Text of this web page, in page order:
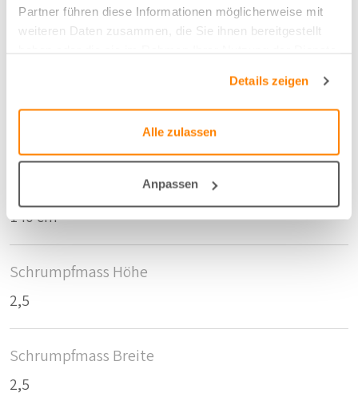
Partner führen diese Informationen möglicherweise mit
weiteren Daten zusammen, die Sie ihnen bereitgestellt
Details zeigen
Alle zulassen
Anpassen
Zusammensetzung
Farbe
140 cm
Schrumpfmass Höhe
2,5
Schrumpfmass Breite
2,5